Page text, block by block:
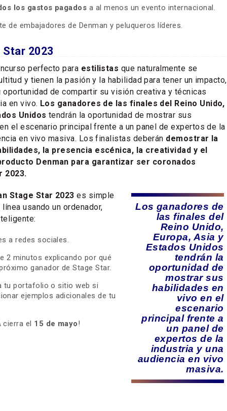
los gastos pagados a al menos un evento internacional.
de embajadores de Denman y peluqueros líderes.
Star 2023
perfecto para estilistas que naturalmente se
y tienen la pasión y la habilidad para tener un impacto,
oportunidad de compartir su visión creativa y técnicas
en vivo. Los ganadores de las finales del Reino Unido,
Unidos tendrán la oportunidad de mostrar sus
el escenario principal frente a un panel de expertos de la
en vivo masiva. Los finalistas deberán demostrar la
la presencia escénica, la creatividad y el
Denman para garantizar ser coronados
2023.
Los ganadores de
las finales del
Reino Unido,
Europa, Asia y
Estados Unidos
tendrán la
oportunidad de
mostrar sus
habilidades en
vivo en el
escenario
principal frente a
un panel de
expertos de la
industria y una
audiencia en vivo
masiva.
Stage Star 2023es simple
usando un ordenador,
a redes sociales.
2 minutos explicando por qué
ganador de Stage Star.
tu portafolio o sitio web si
ejemplos adicionales de tu
cierra el 15 de mayo!